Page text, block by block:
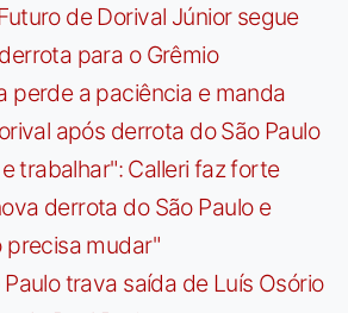
de Dorival Júnior segue
para o Grêmio
perde a paciência e manda
após derrota do São Paulo
trabalhar": Calleri faz forte
derrota do São Paulo e
precisa mudar"
Paulo trava saída de Luís Osório